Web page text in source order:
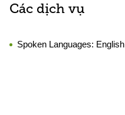
Các dịch vụ
Spoken Languages: English